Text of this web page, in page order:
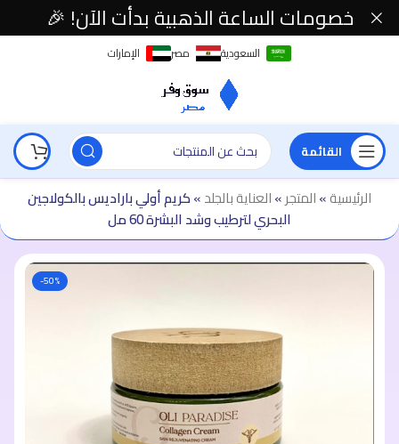
السعودية مصر الإمارات
القائمة
الرئيسية»المتجر»العناية بالجلد»كريم أولي باراديس بالكولاجين
البحري لترطيب وشد البشرة 60 مل
-50%
خصومات الساعة الذهبية بدأت الآن! 🎉